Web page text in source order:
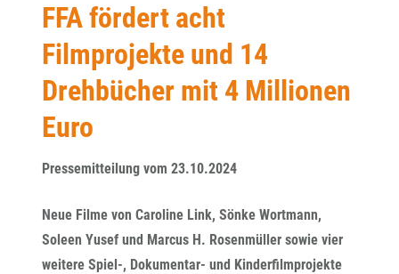
FFA fördert acht
Filmprojekte und 14
Drehbücher mit 4 Millionen
Euro
Pressemitteilung vom 23.10.2024
Neue Filme von Caroline Link, Sönke Wortmann,
Soleen Yusef und Marcus H. Rosenmüller sowie vier
weitere Spiel-, Dokumentar- und Kinderfilmprojekte